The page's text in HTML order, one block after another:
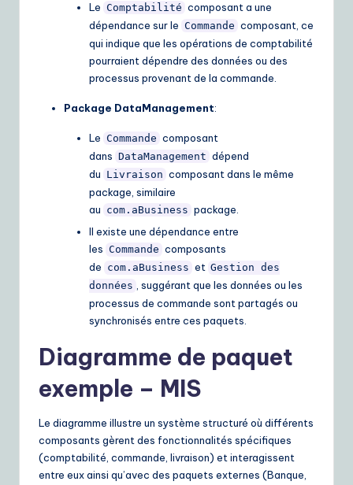
Le Comptabilité composant a une
dépendance sur le Commande composant, ce
qui indique que les opérations de comptabilité
pourraient dépendre des données ou des
processus provenant de la commande.
Package DataManagement:
Le Commande composant
dans DataManagement dépend
du Livraison composant dans le même
package, similaire
au com.aBusiness package.
Il existe une dépendance entre
les Commande composants
de com.aBusiness et Gestion des
données , suggérant que les données ou les
processus de commande sont partagés ou
synchronisés entre ces paquets.
Diagramme de paquet
exemple – MIS
Le diagramme illustre un système structuré où différents
composants gèrent des fonctionnalités spécifiques
(comptabilité, commande, livraison) et interagissent
entre eux ainsi qu’avec des paquets externes (Banque,